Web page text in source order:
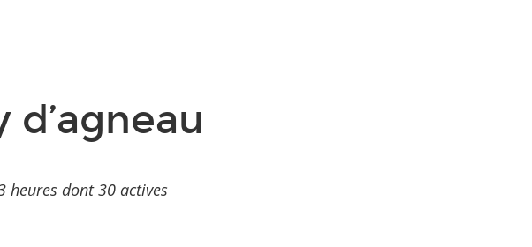
heures dont 30 actives